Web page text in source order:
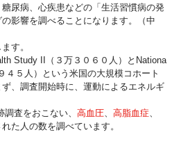
尿病、心疾患などの「生活習慣病の発
影響を調べることになります。（中
す。
Study II（３万３０６０人）とNationa
４５人）という米国の大規模コホート
、調査開始時に、運動によるエネルギ
査をおこない、 高血圧 高脂血症
た人の数を調べています。